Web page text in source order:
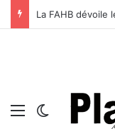
La FAHB dévoile
Menu Switch skin